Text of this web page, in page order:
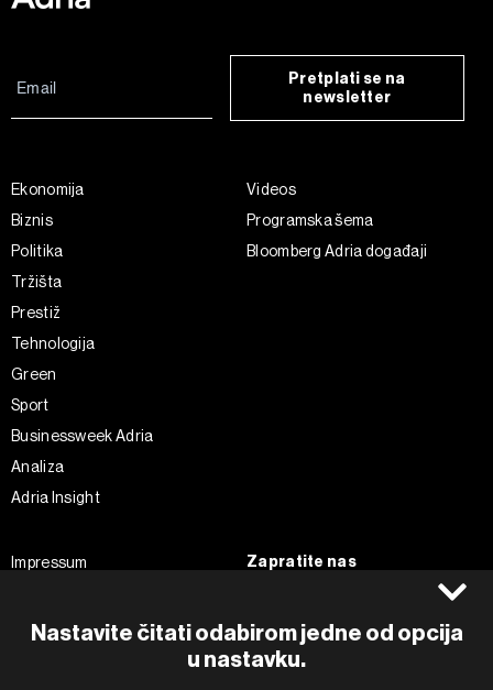
Nastavite čitati odabirom jedne od opcija
u nastavku.
Pretplati se na
newsletter
Ekonomija
Biznis
Politika
Tržišta
Prestiž
Tehnologija
Green
Sport
Businessweek Adria
Analiza
Adria Insight
Videos
Programska šema
Bloomberg Adria događaji
Impressum
Pravila privatnosti
Zapratite nas
Instagram
Twitter